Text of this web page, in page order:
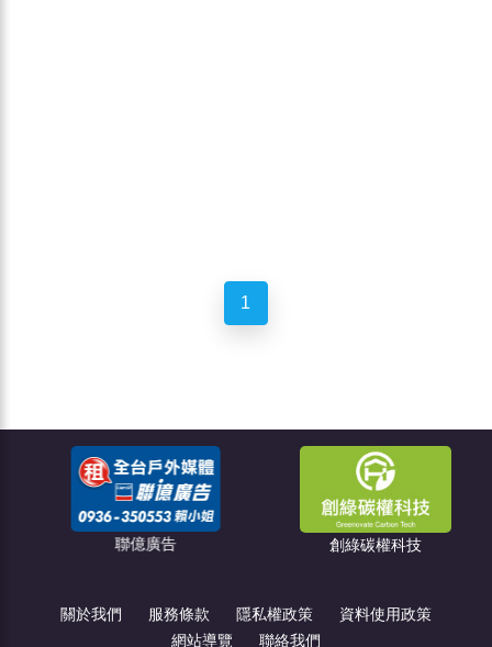
1
聯億廣告 創綠碳權科技
關於我們 服務條款 隱私權政策
資料使用政策
網站導覽
聯絡我們